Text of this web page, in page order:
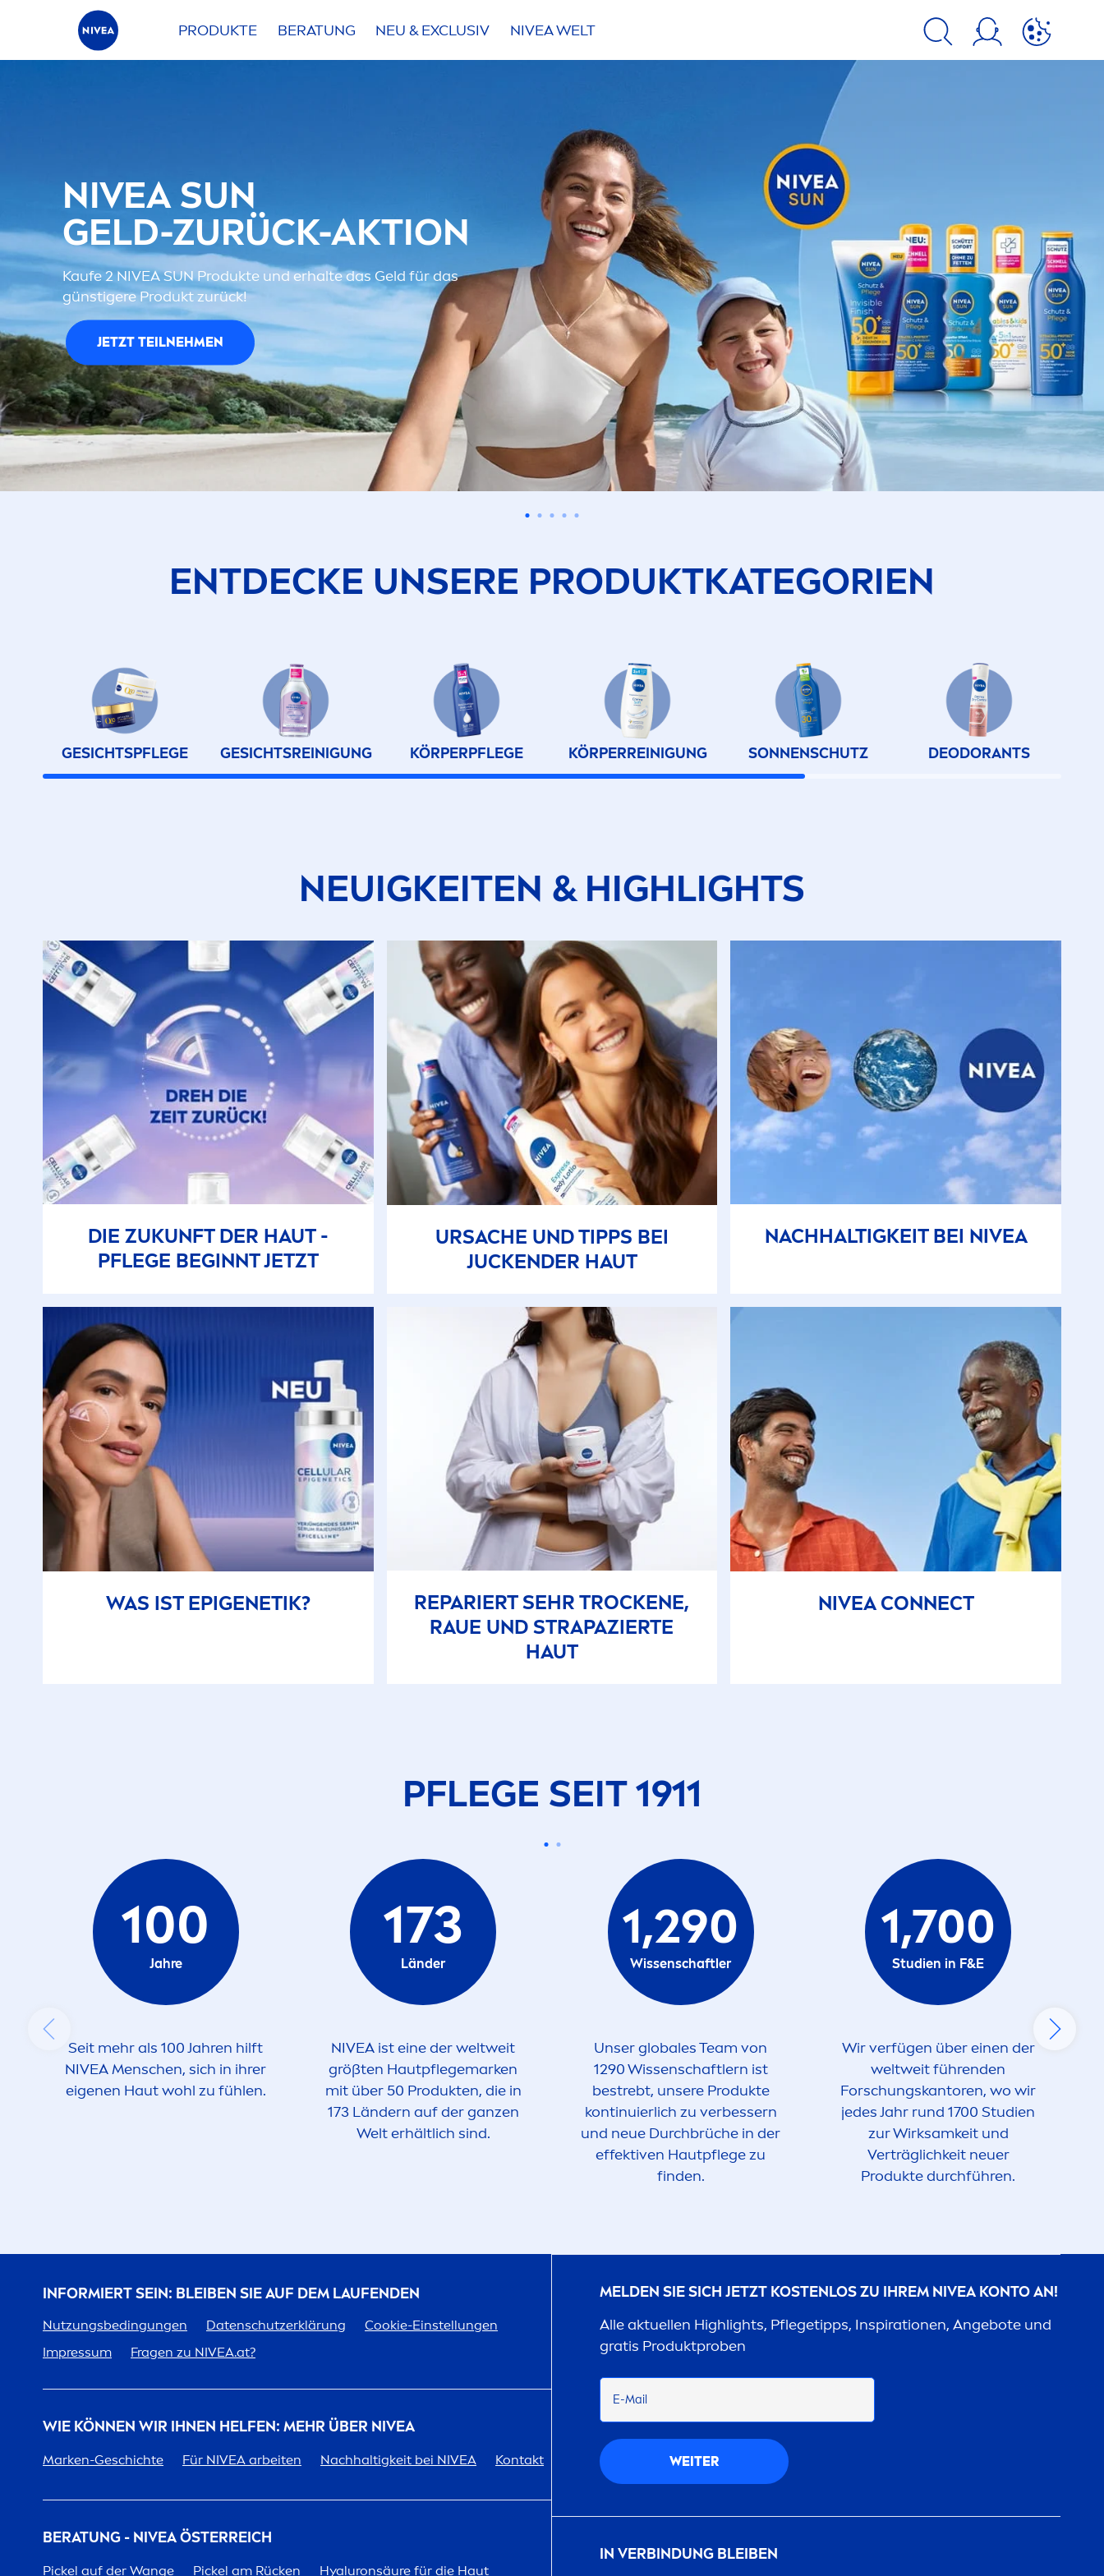
PRODUKTE BERATUNG NEU & EXCLUSIV NIVEAWELT
NIVEA SUN
GELD-ZURÜCK-AKTION
Kaufe 2 NIVEASUNProdukte und erhalte das Geld für das
günstigere Produkt zurück!
JETZT TEILNEHMEN
ENTDECKE UNSERE PRODUKTKATEGORIEN
GESICHTSPFLEGE GESICHTSREINIGUNG KÖRPERPFLEGE KÖRPERREINIGUNG SONNENSCHUTZ DEODORANTS
NEUIGKEITEN & HIGHLIGHTS
DIE ZUKUNFT DER HAUT -
PFLEGE BEGINNT JETZT
URSACHE UND TIPPS BEI
JUCKENDER HAUT
NACHHALTIGKEIT BEI NIVEA
WAS IST EPIGENETIK? REPARIERT SEHR TROCKENE,
RAUE UND STRAPAZIERTE
HAUT
NIVEACONNECT
PFLEGE SEIT 1911
100
Jahre
Seit mehr als 100 Jahren hilft
NIVEAMenschen, sich in ihrer
eigenen Haut wohl zu fühlen.
173
Länder
NIVEA ist eine der weltweit
größten Hautpflegemarken
mit über 50 Produkten, die in
173 Ländern auf der ganzen
Welt erhältlich sind.
1,290
Wissenschaftler
Unser globales Team von
1290 Wissenschaftlern ist
bestrebt, unsere Produkte
kontinuierlich zu verbessern
und neue Durchbrüche in der
effektiven Hautpflege zu
finden.
1,700
Studien in F&E
Wir verfügen über einen der
weltweit führenden
Forschungskantoren, wo wir
jedes Jahr rund 1700 Studien
zur Wirksamkeit und
Verträglichkeit neuer
Produkte durchführen.
INFORMIERT SEIN: BLEIBEN SIE AUF DEM LAUFENDEN
Nutzungsbedingungen Datenschutzerklärung
Cookie-Einstellungen
Impressum
Fragen zu NIVEA.at?
WIE KÖNNEN WIR IHNEN HELFEN: MEHR ÜBER NIVEA
Marken-Geschichte Für NIVEA arbeiten Nachhaltigkeit bei NIVEA Kontakt
BERATUNG - NIVEAÖSTERREICH
Pickel auf der Wange Pickel am Rücken Hyaluronsäure für die Haut
MELDEN SIE SICH JETZT KOSTENLOS ZU IHREM NIVEA KONTO AN!
Alle aktuellen Highlights, Pflegetipps, Inspirationen, Angebote und
gratis Produktproben
E-Mail
WEITER
IN VERBINDUNG BLEIBEN